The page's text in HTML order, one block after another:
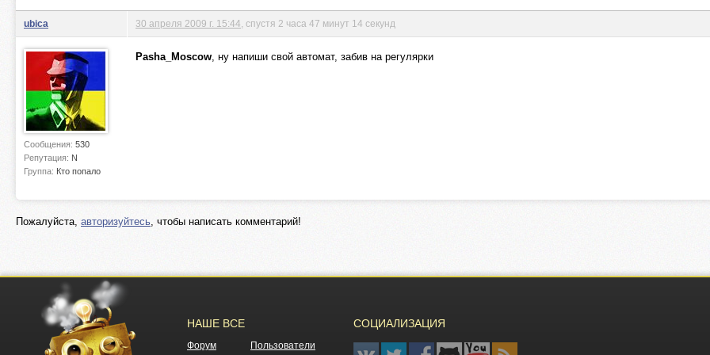
ubica
Сообщения: 530
Репутация: N
Группа: Кто попало
30 апреля 2009 г. 15:44 , спустя 2 часа 47 минут 14 секунд
Pasha_Moscow, ну напиши свой автомат, забив на регулярки
Пожалуйста, авторизуйтесь, чтобы написать комментарий!
НАШЕ ВСЕ
Форум Пользователи
СОЦИАЛИЗАЦИЯ